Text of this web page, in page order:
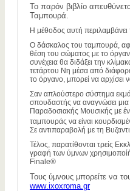
Το παρόν βιβλίο
Ταμπουρά.
Η μέθοδος αυτή
Ο δάσκαλος του ταμπουρά,
θέση του σώματος με το
συνέχεια θα διδάξει την
τετάρτου Νη μέσα από
το όργανο, μπορεί να αρχίσει
Σαν απλούστερο σύστημα
σπουδαστής να αναγνώσει
Παραδοσιακής Μουσικής με
ταμπουράς να είναι
Σε αντιπαραβολή με τη
Τέλος, παρατίθονται τρείς
γραφή των ύμνων
Finale®
Τους ύμνους μπορείτε να
www.ixoxroma.gr